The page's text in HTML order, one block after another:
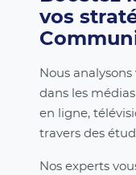
vos
Nous
dans les
en ligne,
travers des
Nos experts